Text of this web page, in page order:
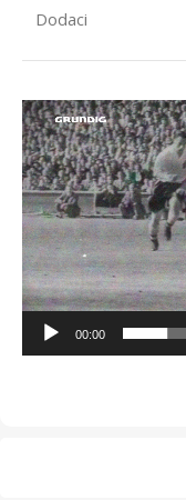
Dodaci
Video
Player
00:00